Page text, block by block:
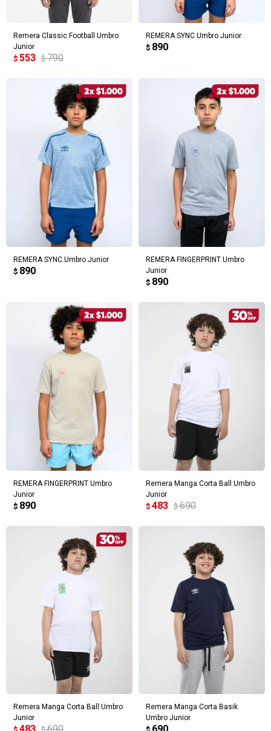
Remera Classic Football Umbro
Junior
$ 553 $ 790
REMERA SYNC Umbro Junior
$ 890
REMERA SYNC Umbro Junior
$ 890
REMERA FINGERPRINT Umbro
Junior
$ 890
REMERA FINGERPRINT Umbro
Junior
$ 890
Remera Manga Corta Ball Umbro
Junior
$ 483 $ 690
Remera Manga Corta Ball Umbro
Junior
Remera Manga Corta Basik
Umbro Junior
¡Sumate a la forma más ágil de